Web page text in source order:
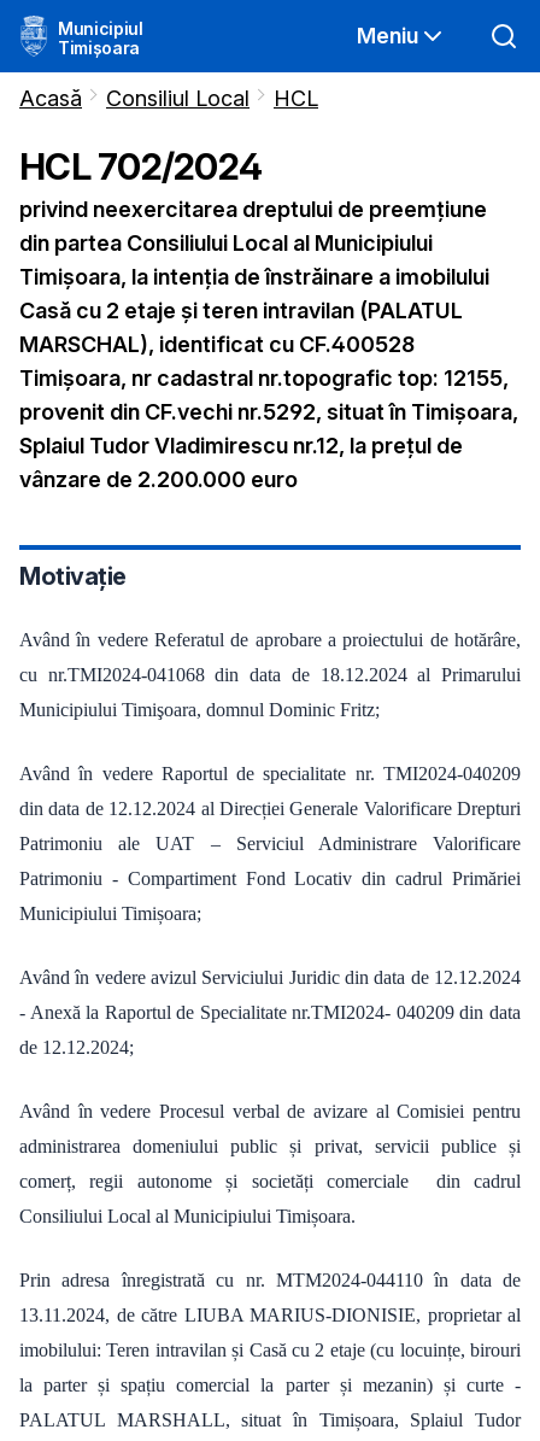
Municipiul
Timișoara
Meniu
Acasă Consiliul Local HCL
HCL702/2024
privind neexercitarea dreptului de preemţiune
din partea Consiliului Local al Municipiului
Timişoara, la intenţia de înstrăinare a imobilului
Casă cu 2 etaje și teren intravilan (PALATUL
MARSCHAL), identificat cu CF.400528
Timișoara, nr cadastral nr.topografic top: 12155,
provenit din CF.vechi nr.5292, situat în Timișoara,
Splaiul Tudor Vladimirescu nr.12, la prețul de
vânzare de 2.200.000 euro
Motivație
Având în vedere Referatul de aprobare a proiectului de hotărâre,
cu nr.TMI2024-041068 din data de 18.12.2024 al Primarului
Municipiului Timişoara, domnul Dominic Fritz;
Având în vedere Raportul de specialitate nr. TMI2024-040209
din data de 12.12.2024 al Direcției Generale Valorificare Drepturi
Patrimoniu ale UAT – Serviciul Administrare Valorificare
Patrimoniu - Compartiment Fond Locativ din cadrul Primăriei
Municipiului Timișoara;
Având în vedere avizul Serviciului Juridic din data de 12.12.2024
- Anexă la Raportul de Specialitate nr.TMI2024- 040209 din data
de 12.12.2024;
Având în vedere Procesul verbal de avizare al Comisiei pentru
administrarea domeniului public și privat, servicii publice și
comerț, regii autonome și societăți comerciale din cadrul
Consiliului Local al Municipiului Timișoara.
Prin adresa înregistrată cu nr. MTM2024-044110 în data de
13.11.2024, de către LIUBA MARIUS-DIONISIE, proprietar al
imobilului: Teren intravilan și Casă cu 2 etaje (cu locuințe, birouri
la parter și spațiu comercial la parter și mezanin) și curte -
PALATUL MARSHALL, situat în Timișoara, Splaiul Tudor